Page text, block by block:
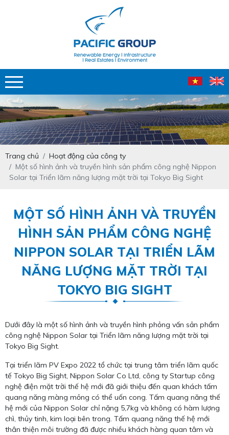
Trang chủ
Hoạt động của công ty
Một số hình ảnh và truyền hình sản phẩm công nghệ Nippon
Solar tại Triển lãm năng lượng mặt trời tại Tokyo Big Sight
MỘT SỐ HÌNH ẢNH VÀ TRUYỀN
HÌNH SẢN PHẨM CÔNG NGHỆ
NIPPON SOLAR TẠI TRIỂN LÃM
NĂNG LƯỢNG MẶT TRỜI TẠI
TOKYO BIG SIGHT
Dưới đây là một số hình ảnh và truyền hình phỏng vấn sản phẩm
công nghệ Nippon Solar tại Triển lãm năng lượng mặt trời tại
Tokyo Big Sight.
Tại triển lãm PV Expo 2022 tổ chức tại trung tâm triển lãm quốc
tế Tokyo Big Sight, Nippon Solar Co Ltd, công ty Startup công
nghệ điện mặt trời thế hệ mới đã giới thiệu đến quan khách tấm
quang năng màng mỏng có thể uốn cong. Tấm quang năng thế
hệ mới của Nippon Solar chỉ nặng 5,7kg và không có hàm lượng
chì, thủy tinh, kim loại bên trong. Tấm quang năng thế hệ mới
thân thiện môi trường đã được nhiều khách hàng quan tâm và